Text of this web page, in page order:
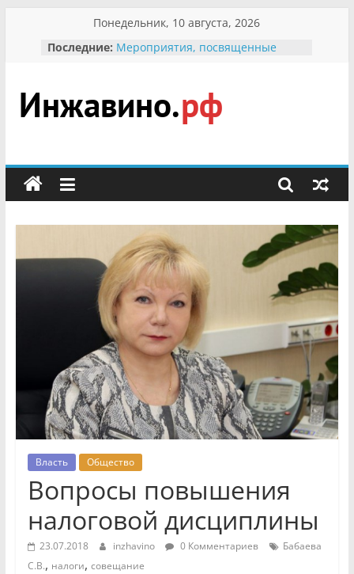
содержимому
Понедельник, 10 августа, 2026
Последние: Мероприятия, посвященные
гражданин Инжавинского округа»
участнице Великой
Отечественной, фронтовичке
Безопасность в сети Интернет
мероприятии «Сохраним
первоцветы!»
В вольере Воронинского
заповедника родились крапчатые
суслики
Инжавино.рф
сельский
портал
Власть Общество
Вопросы повышения
налоговой дисциплины
23.07.2018 inzhavino 0 Комментариев
Бабаева
С.В., налоги, совещание